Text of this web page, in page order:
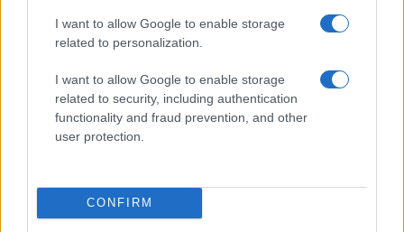
I want to allow Google to enable storage
related to personalization.
I want to allow Google to enable storage
related to security, including authentication
functionality and fraud prevention, and other
user protection.
CONFIRM
a cui vogliamo ancora credere. E sperare di
trovare. Al di là del denaro, della bellezza, delle
perso, la cosa più importante di tutte: la fiducia
nell’amore”.
#TORINO